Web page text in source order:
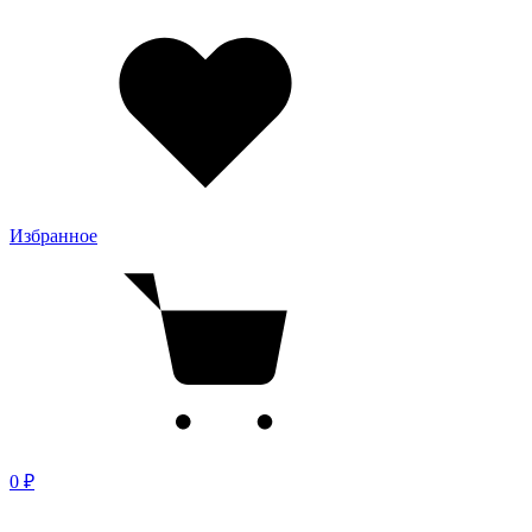
Избранное
0 ₽